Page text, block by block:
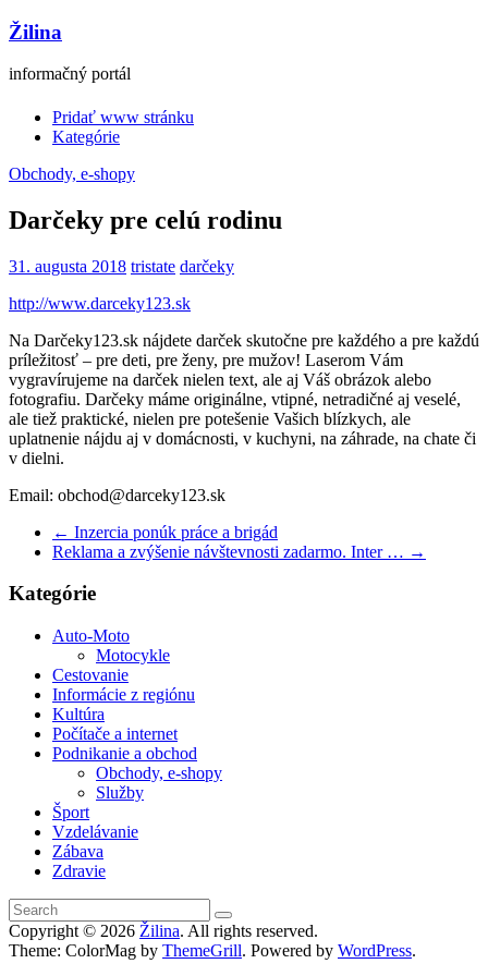
Žilina
informačný portál
Pridať www stránku
Kategórie
Obchody, e-shopy
Darčeky pre celú rodinu
31. augusta 2018 tristate darčeky
http://www.darceky123.sk
Na Darčeky123.sk nájdete darček skutočne pre každého a pre každú
príležitosť – pre deti, pre ženy, pre mužov! Laserom Vám
vygravírujeme na darček nielen text, ale aj Váš obrázok alebo
fotografiu. Darčeky máme originálne, vtipné, netradičné aj veselé,
ale tiež praktické, nielen pre potešenie Vašich blízkych, ale
uplatnenie nájdu aj v domácnosti, v kuchyni, na záhrade, na chate či
v dielni.
Email: obchod@darceky123.sk
← Inzercia ponúk práce a brigád
Reklama a zvýšenie návštevnosti zadarmo. Inter … →
Kategórie
Auto-Moto
Motocykle
Cestovanie
Informácie z regiónu
Kultúra
Počítače a internet
Podnikanie a obchod
Obchody, e-shopy
Služby
Šport
Vzdelávanie
Zábava
Zdravie
Copyright © 2026 Žilina. All rights reserved.
Theme: ColorMag by ThemeGrill. Powered by WordPress.